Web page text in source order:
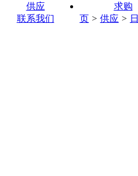
供应
求购
联系我们 页 > 供应 >